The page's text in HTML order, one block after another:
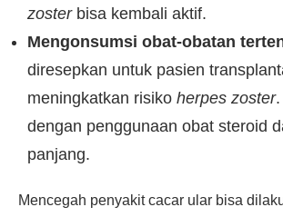
zosterbisa kembali aktif.
Mengonsumsi obat-obatan
diresepkan untuk pasien
meningkatkan risiko herpes zoster
dengan penggunaan obat steroid
panjang.
Mencegah penyakit cacar ular bisa